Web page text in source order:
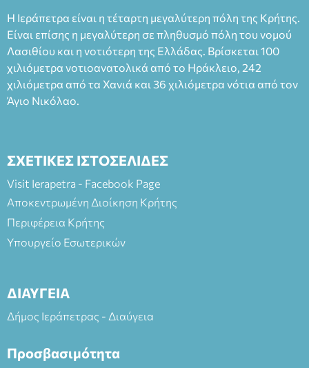
άνω των 65 Προπώληση: Βιβλιοπωλείο Πάπυρος (Πλατεία
Πλαστήρα), E&G Mini market (Δημοκρατίας 39 Ιεράπετρα)
και στο more.com Χώρος: 3ο Γυμνάσιο Ιεράπετρας
(Είσοδος ΕΠΑ.Λ.) Έναρξη 21:15 Οργάνωση: ΚΝΩΣΟΣ
ΘΕΑΤΡΙΚΕΣ ΠΑΡΑΓΩΓΕΣ ΕΕ
Η Ιεράπετρα είναι η τέταρτη μεγαλύτερη πόλη της Κρήτης.
Είναι επίσης η μεγαλύτερη σε πληθυσμό πόλη του νομού
Λασιθίου και η νοτιότερη της Ελλάδας. Βρίσκεται 100
χιλιόμετρα νοτιοανατολικά από το Ηράκλειο, 242
χιλιόμετρα από τα Χανιά και 36 χιλιόμετρα νότια από τον
Άγιο Νικόλαο.
ΣΧΕΤΙΚΕΣ ΙΣΤΟΣΕΛΙΔΕΣ
Visit Ierapetra - Facebook Page
Αποκεντρωμένη Διοίκηση Κρήτης
Περιφέρεια Κρήτης
Υπουργείο Εσωτερικών
ΔΙΑΥΓΕΙΑ
Δήμος Ιεράπετρας - Διαύγεια
Προσβασιμότητα